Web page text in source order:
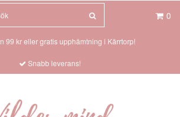
0
99 kr eller gratis upphämtning i Kärrtorp!
Snabb leverans!